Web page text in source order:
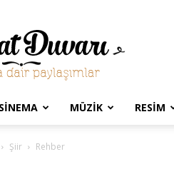
SINEMA MÜZIK RESIM
Şiir Rehber